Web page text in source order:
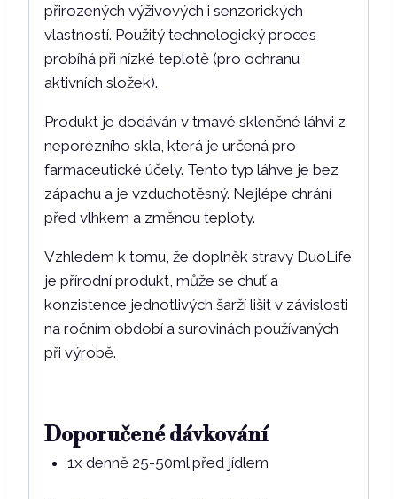
přirozených výživových i senzorických
vlastností. Použitý technologický proces
probíhá při nízké teplotě (pro ochranu
aktivních složek).
Produkt je dodáván v tmavé skleněné láhvi z
neporézního skla, která je určená pro
farmaceutické účely. Tento typ láhve je bez
zápachu a je vzduchotěsný. Nejlépe chrání
před vlhkem a změnou teploty.
Vzhledem k tomu, že doplněk stravy DuoLife
je přírodní produkt, může se chuť a
konzistence jednotlivých šarží lišit v závislosti
na ročním období a surovinách používaných
při výrobě.
Doporučené dávkování
1x denně 25-50ml před jídlem